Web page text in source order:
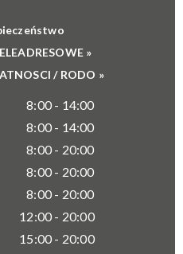
»
/ RODO »
8:00 - 14:00
8:00 - 14:00
8:00 - 20:00
8:00 - 20:00
8:00 - 20:00
12:00 - 20:00
15:00 - 20:00